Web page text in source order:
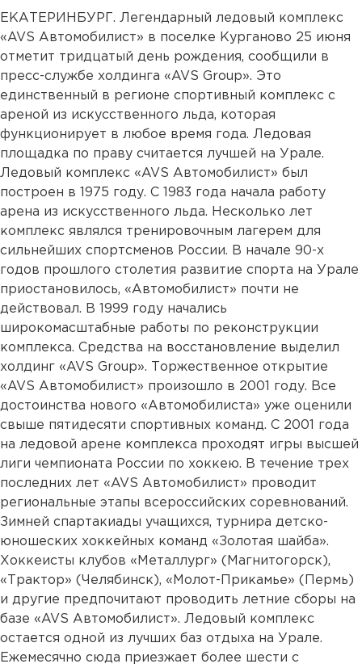
ЕКАТЕРИНБУРГ. Легендарный ледовый комплекс
«AVS Автомобилист» в поселке Курганово 25 июня
отметит тридцатый день рождения, сообщили в
пресс-службе холдинга «AVS Group». Это
единственный в регионе спортивный комплекс с
ареной из искусственного льда, которая
функционирует в любое время года. Ледовая
площадка по праву считается лучшей на Урале.
Ледовый комплекс «AVS Автомобилист» был
построен в 1975 году. С 1983 года начала работу
арена из искусственного льда. Несколько лет
комплекс являлся тренировочным лагерем для
сильнейших спортсменов России. В начале 90-х
годов прошлого столетия развитие спорта на Урале
приостановилось, «Автомобилист» почти не
действовал. В 1999 году начались
широкомасштабные работы по реконструкции
комплекса. Средства на восстановление выделил
холдинг «AVS Group». Торжественное открытие
«AVS Автомобилист» произошло в 2001 году. Все
достоинства нового «Автомобилиста» уже оценили
свыше пятидесяти спортивных команд. С 2001 года
на ледовой арене комплекса проходят игры высшей
лиги чемпионата России по хоккею. В течение трех
последних лет «AVS Автомобилист» проводит
региональные этапы всероссийских соревнований.
Зимней спартакиады учащихся, турнира детско-
юношеских хоккейных команд «Золотая шайба».
Хоккеисты клубов «Металлург» (Магнитогорск),
«Трактор» (Челябинск), «Молот-Прикамье» (Пермь)
и другие предпочитают проводить летние сборы на
базе «AVS Автомобилист». Ледовый комплекс
остается одной из лучших баз отдыха на Урале.
Ежемесячно сюда приезжает более шести с